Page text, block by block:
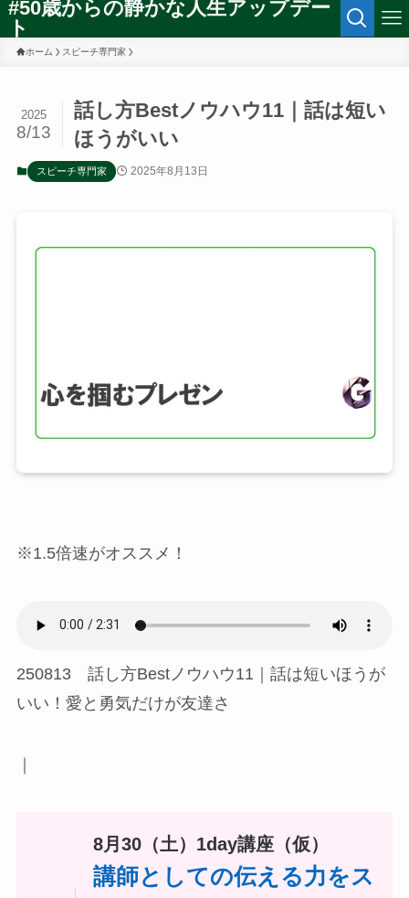
#50歳からの静かな人生アップデー
ト
ホーム スピーチ専門家
話し方Bestノウハウ11｜話は短い
ほうがいい
2025
8/13
スピーチ専門家 2025年8月13日
※1.5倍速がオススメ！
250813 話し方Bestノウハウ11｜話は短いほうが
いい！愛と勇気だけが友達さ
8月30（土）1day講座（仮）
講師としての伝える力をス